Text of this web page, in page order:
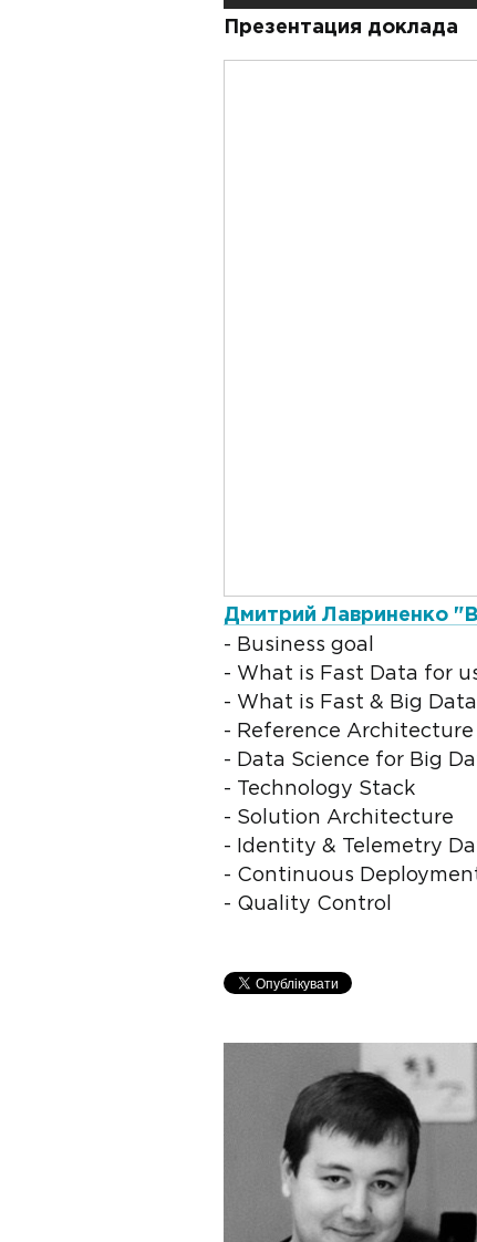
Презентация доклада
Дмитрий Лавриненко
- Business goal
- What is Fast Data for
- What is Fast & Big
- Reference Architecture
- Data Science for Big
- Technology Stack
- Solution Architecture
- Identity & Telemetry
- Continuous
- Quality Control